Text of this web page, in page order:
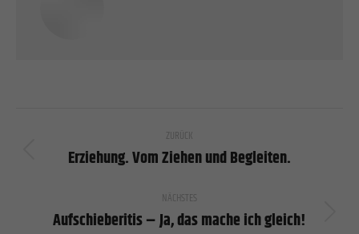
Kommentarnavigation
ZURÜCK
Vorheriger
Erziehung. Vom Ziehen und Begleiten.
NÄCHSTES
Nächster
Aufschieberitis – Ja, das mache ich gleich!